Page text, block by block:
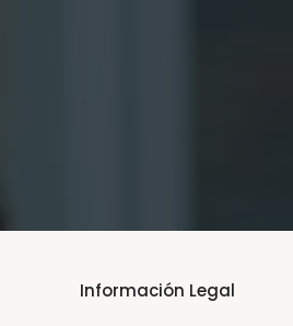
Información Legal